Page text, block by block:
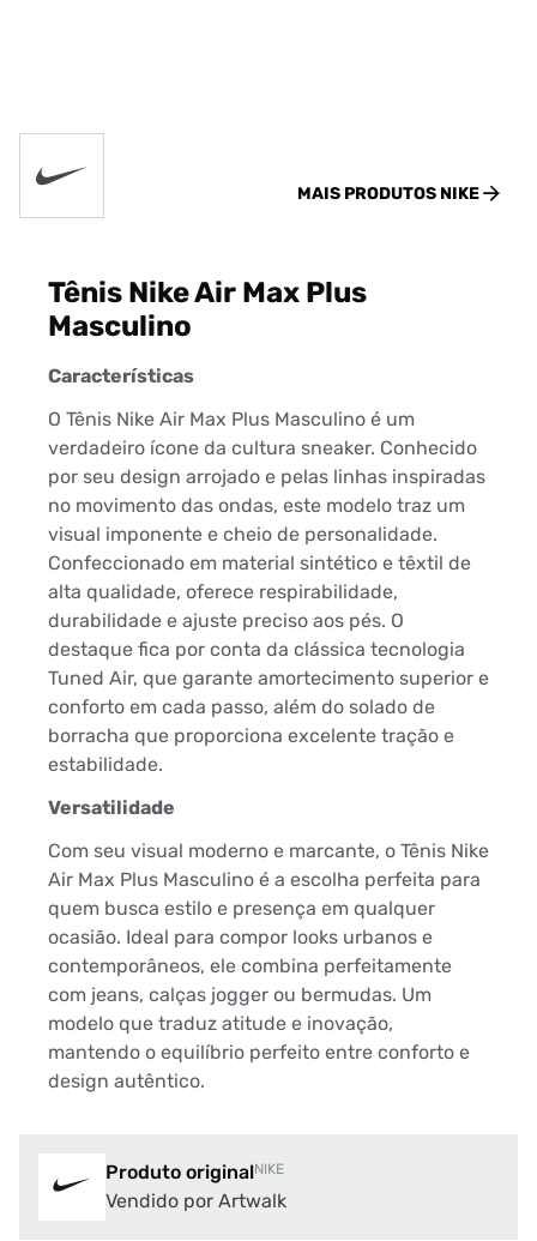
MAIS PRODUTOS NIKE
Tênis Nike Air Max Plus
Masculino
Características
O Tênis Nike Air Max Plus Masculino é um
verdadeiro ícone da cultura sneaker. Conhecido
por seu design arrojado e pelas linhas inspiradas
no movimento das ondas, este modelo traz um
visual imponente e cheio de personalidade.
Confeccionado em material sintético e têxtil de
alta qualidade, oferece respirabilidade,
durabilidade e ajuste preciso aos pés. O
destaque fica por conta da clássica tecnologia
Tuned Air, que garante amortecimento superior e
conforto em cada passo, além do solado de
borracha que proporciona excelente tração e
estabilidade.
Versatilidade
Com seu visual moderno e marcante, o Tênis Nike
Air Max Plus Masculino é a escolha perfeita para
quem busca estilo e presença em qualquer
ocasião. Ideal para compor looks urbanos e
contemporâneos, ele combina perfeitamente
com jeans, calças jogger ou bermudas. Um
modelo que traduz atitude e inovação,
mantendo o equilíbrio perfeito entre conforto e
design autêntico.
Produto originalNIKE
Vendido por Artwalk